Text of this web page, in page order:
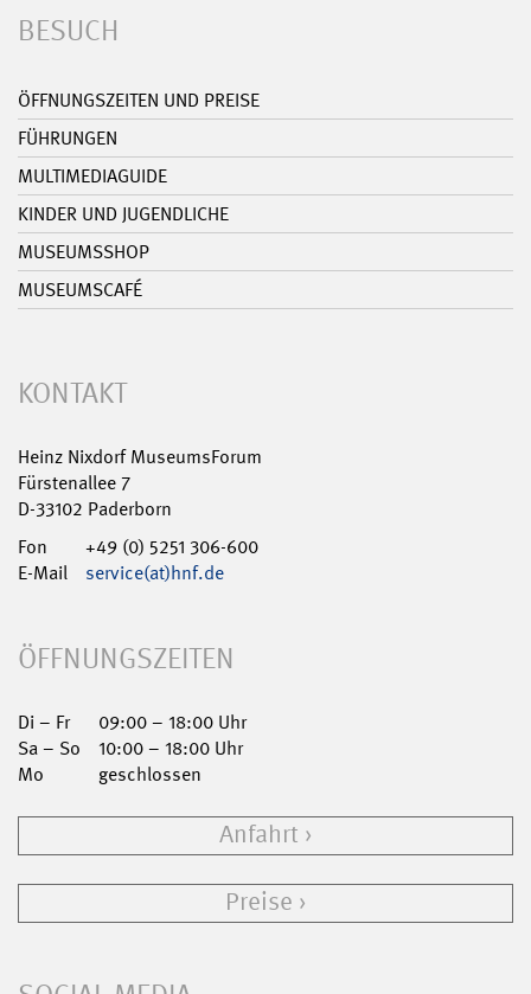
BESUCH
ÖFFNUNGSZEITEN UND PREISE
FÜHRUNGEN
MULTIMEDIAGUIDE
KINDER UND JUGENDLICHE
MUSEUMSSHOP
MUSEUMSCAFÉ
KONTAKT
Heinz Nixdorf MuseumsForum
Fürstenallee 7
D-33102 Paderborn
Fon
+49 (0) 5251 306-600
E-Mail
service(at)hnf.de
ÖFFNUNGSZEITEN
Di – Fr
09:00 – 18:00 Uhr
Sa – So
10:00 – 18:00 Uhr
Mo
geschlossen
Anfahrt
Preise